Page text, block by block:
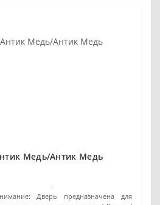
Медь/Антик Медь
Дверь предназначена для